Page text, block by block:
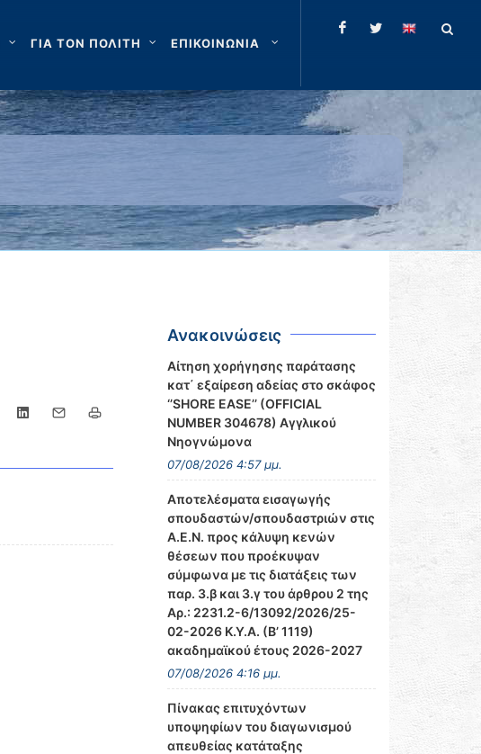
ΓΙΑ ΤΟΝ ΠΟΛΙΤΗ ΕΠΙΚΟΙΝΩΝΙΑ
Ανακοινώσεις
Αίτηση χορήγησης παράτασης
κατ΄ εξαίρεση αδείας στο σκάφος
‘’SHORE EASE’’ (OFFICIAL
NUMBER 304678) Αγγλικού
Νηογνώμονα
07/08/2026 4:57 μμ.
Αποτελέσματα εισαγωγής
σπουδαστών/σπουδαστριών στις
Α.Ε.Ν. προς κάλυψη κενών
θέσεων που προέκυψαν
σύμφωνα με τις διατάξεις των
παρ. 3.β και 3.γ του άρθρου 2 της
Αρ.: 2231.2-6/13092/2026/25-
02-2026 Κ.Υ.Α. (Β’ 1119)
ακαδημαϊκού έτους 2026-2027
07/08/2026 4:16 μμ.
Πίνακας επιτυχόντων
υποψηφίων του διαγωνισμού
απευθείας κατάταξης